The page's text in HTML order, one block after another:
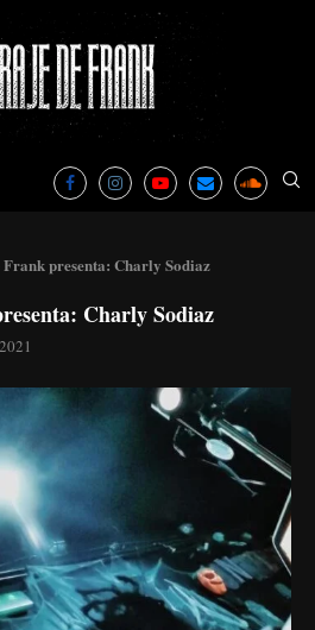
presenta: Charly Sodiaz
Charly Sodiaz